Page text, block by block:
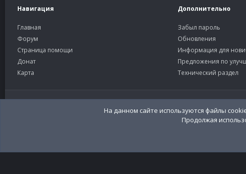
Навигация
Главная
Форум
Страница помощи
Донат
Карта
Дополнительно
Забыл пароль
Обновления
Информация для
Предложения по
Технический раздел
Russian (RU)
На данном сайте используются файлы
Продолжая